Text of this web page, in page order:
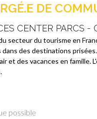
DE
CENTER PARCS -
secteur du tourisme en
des destinations
et des vacances en
possible